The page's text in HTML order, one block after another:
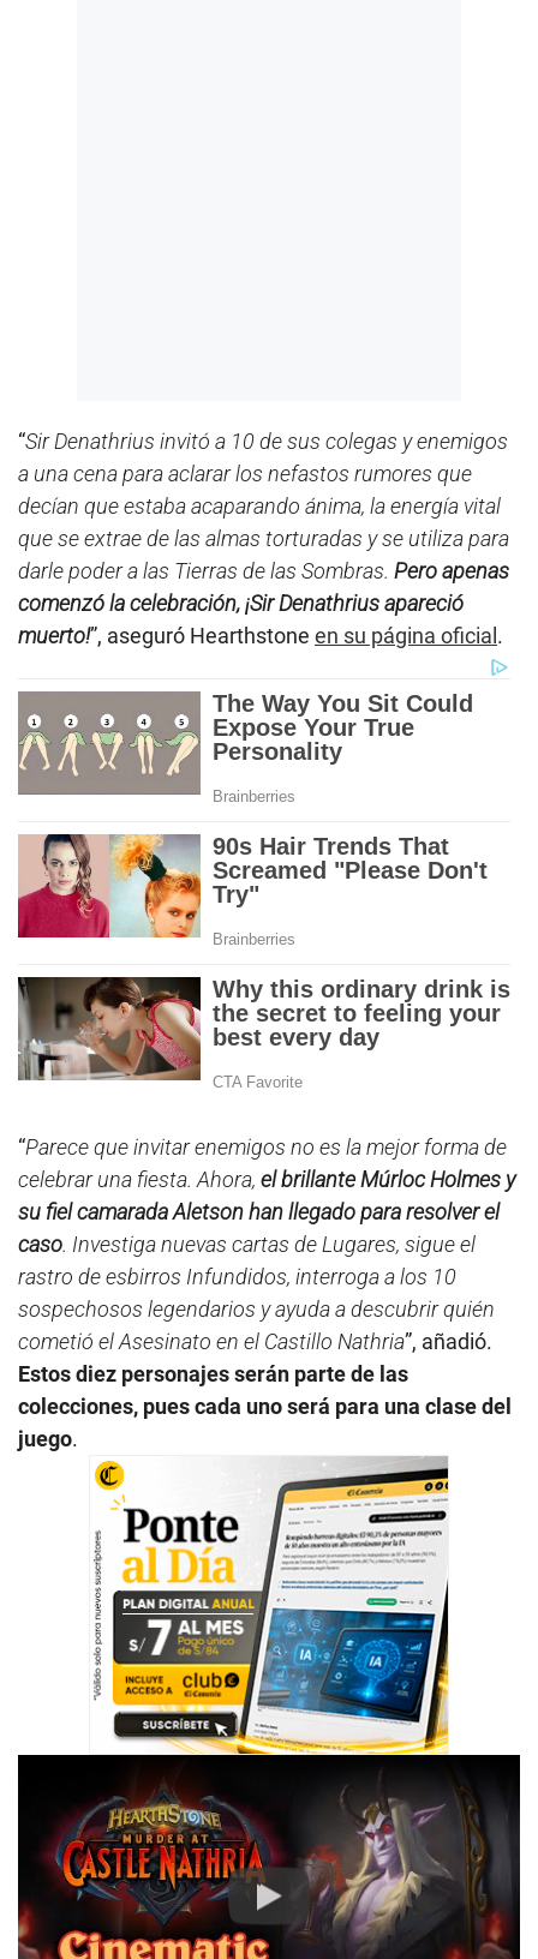
“Sir Denathrius invitó a 10 de sus colegas y enemigos
a una cena para aclarar los nefastos rumores que
decían que estaba acaparando ánima, la energía vital
que se extrae de las almas torturadas y se utiliza para
darle poder a las Tierras de las Sombras. Pero apenas
comenzó la celebración, ¡Sir Denathrius apareció
muerto!”, aseguró Hearthstone en su página oficial .
“Parece que invitar enemigos no es la mejor forma de
celebrar una fiesta. Ahora, el brillante Múrloc Holmes y
su fiel camarada Aletson han llegado para resolver el
caso. Investiga nuevas cartas de Lugares, sigue el
rastro de esbirros Infundidos, interroga a los 10
sospechosos legendarios y ayuda a descubrir quién
cometió el Asesinato en el Castillo Nathria”, añadió.
Estos diez personajes serán parte de las
colecciones, pues cada uno será para una clase del
juego.
Play